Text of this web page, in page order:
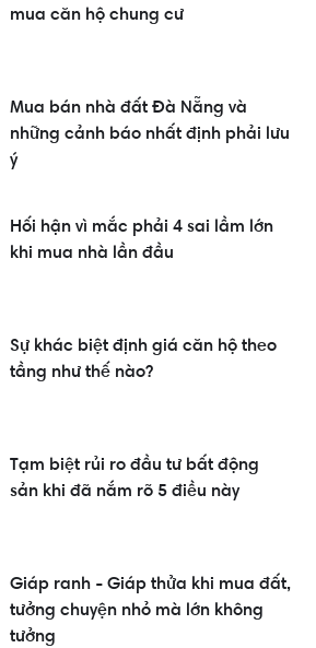
mua căn hộ chung cư
Mua bán nhà đất Đà Nẵng và
những cảnh báo nhất định phải lưu
ý
Hối hận vì mắc phải 4 sai lầm lớn
khi mua nhà lần đầu
Sự khác biệt định giá căn hộ theo
tầng như thế nào?
Tạm biệt rủi ro đầu tư bất động
sản khi đã nắm rõ 5 điều này
Giáp ranh - Giáp thửa khi mua đất,
tưởng chuyện nhỏ mà lớn không
tưởng